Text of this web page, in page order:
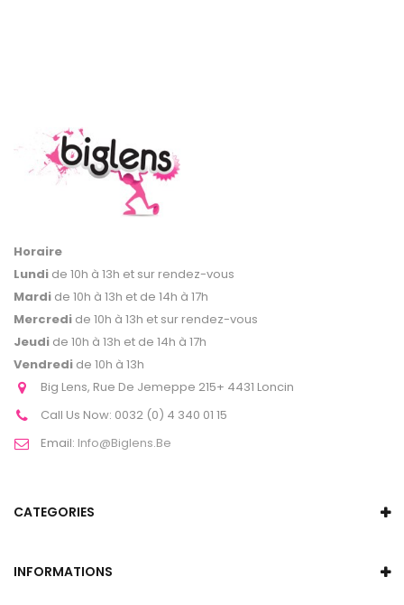
Horaire
Lundi de 10h à 13h et sur rendez-vous
Mardi de 10h à 13h et de 14h à 17h
Mercredi de 10h à 13h et sur rendez-vous
Jeudi de 10h à 13h et de 14h à 17h
Vendredi de 10h à 13h
Big Lens, Rue De Jemeppe 215+ 4431 Loncin
Call Us Now: 0032 (0) 4 340 01 15
Email: Info@biglens.be
CATEGORIES
INFORMATIONS